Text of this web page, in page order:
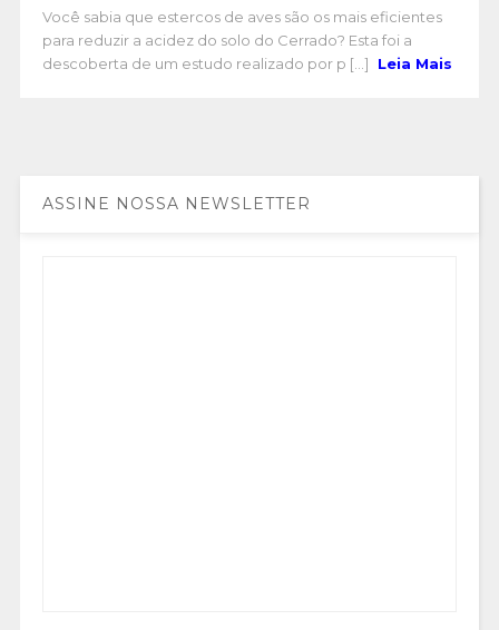
Você sabia que estercos de aves são os mais eficientes
para reduzir a acidez do solo do Cerrado? Esta foi a
descoberta de um estudo realizado por p [...]
Leia Mais
ASSINE NOSSA NEWSLETTER